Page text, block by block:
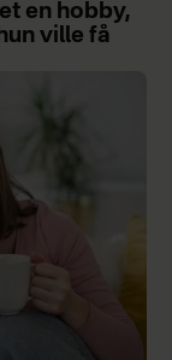
en hobby,
ville få